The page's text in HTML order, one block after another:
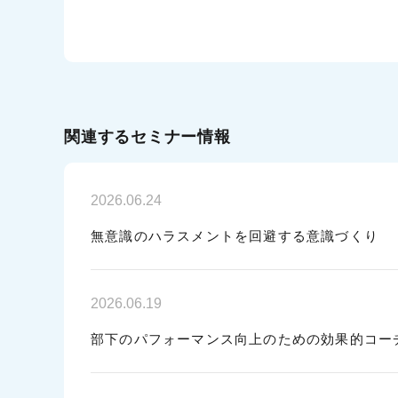
関連するセミナー情報
2026.06.24
無意識のハラスメントを回避する意識づくり
2026.06.19
部下のパフォーマンス向上のための効果的コー